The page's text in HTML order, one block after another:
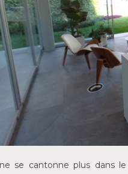
se cantonne plus dans